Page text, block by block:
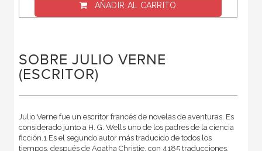
AÑADIR AL CARRITO
SOBRE JULIO VERNE
(ESCRITOR)
Julio Verne fue un escritor francés de novelas de aventuras. Es
considerado junto a H. G. Wells uno de los padres de la ciencia
ficción.1 Es el segundo autor más traducido de todos los
tiempos, después de Agatha Christie, con 4185 traducciones,